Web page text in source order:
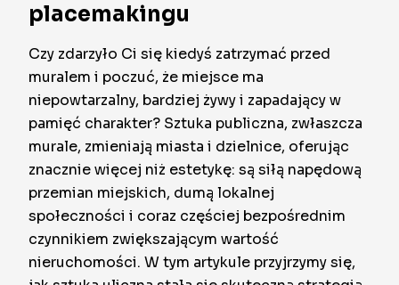
placemakingu
Czy zdarzyło Ci się kiedyś zatrzymać przed
muralem i poczuć, że miejsce ma
niepowtarzalny, bardziej żywy i zapadający w
pamięć charakter? Sztuka publiczna, zwłaszcza
murale, zmieniają miasta i dzielnice, oferując
znacznie więcej niż estetykę: są siłą napędową
przemian miejskich, dumą lokalnej
społeczności i coraz częściej bezpośrednim
czynnikiem zwiększającym wartość
nieruchomości. W tym artykule przyjrzymy się,